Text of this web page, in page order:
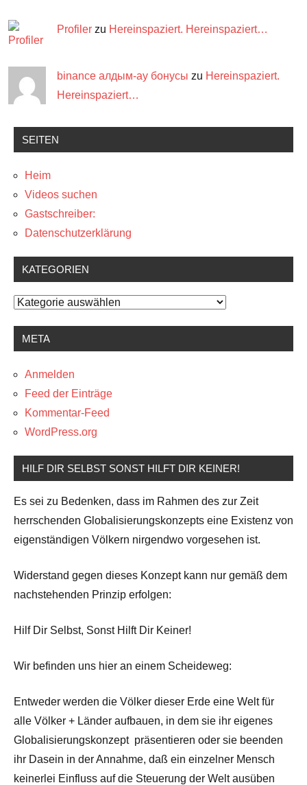
Profiler zu Hereinspaziert. Hereinspaziert…
binance алдым-ау бонусы zu Hereinspaziert.
Hereinspaziert…
SEITEN
Heim
Videos suchen
Gastschreiber:
Datenschutzerklärung
KATEGORIEN
Kategorien
META
Anmelden
Feed der Einträge
Kommentar-Feed
WordPress.org
HILF DIR SELBST SONST HILFT DIR KEINER!
Es sei zu Bedenken, dass im Rahmen des zur Zeit
herrschenden Globalisierungskonzepts eine Existenz von
eigenständigen Völkern nirgendwo vorgesehen ist.
Widerstand gegen dieses Konzept kann nur gemäß dem
nachstehenden Prinzip erfolgen:
Hilf Dir Selbst, Sonst Hilft Dir Keiner!
Wir befinden uns hier an einem Scheideweg:
Entweder werden die Völker dieser Erde eine Welt für
alle Völker + Länder aufbauen, in dem sie ihr eigenes
Globalisierungskonzept präsentieren oder sie beenden
ihr Dasein in der Annahme, daß ein einzelner Mensch
keinerlei Einfluss auf die Steuerung der Welt ausüben